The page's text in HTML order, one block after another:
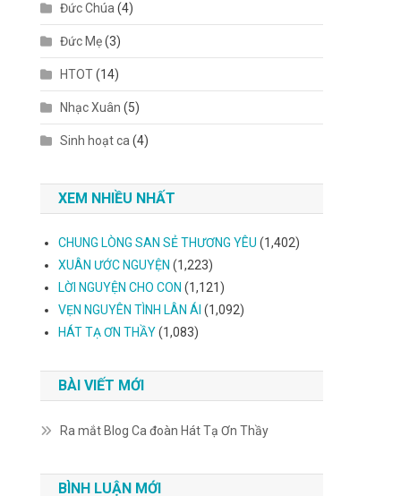
Đức Chúa (4)
Đức Mẹ(3)
HTOT(14)
Nhạc Xuân (5)
Sinh hoạt ca (4)
XEM NHIỀU NHẤT
CHUNG LÒNG SAN SẺ THƯƠNG YÊU (1,402)
XUÂN ƯỚC NGUYỆN (1,223)
LỜI NGUYỆN CHO CON (1,121)
VẸN NGUYÊN TÌNH LÂN ÁI (1,092)
HÁT TẠ ƠN THẦY(1,083)
BÀI VIẾT MỚI
Ra mắt Blog Ca đoàn Hát Tạ Ơn Thầy
BÌNH LUẬN MỚI